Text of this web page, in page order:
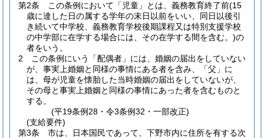
第2条
この条例において「児童」とは、義務教育終了前(15
歳に達した日の属する学年の末日以前をいい、同日以後引
き続いて中学校、義務教育学校後期課程又は特別支援学校
の中学部に在学する場合には、その在学する間を含む。)の
者をいう。
2
この条例にいう「配偶者」には、婚姻の届出をしていない
が、事実上婚姻と同様の事情にある者を含み、「父」に
は、母が児童を懐胎した当時婚姻の届出をしていないが、
その母と事実上婚姻と同様の事情にあった者を含むものと
する。
(平19条例28・令3条例32・一部改正)
(支給要件)
第3条
市は、日本国民であって、下野市内に住所を有する次